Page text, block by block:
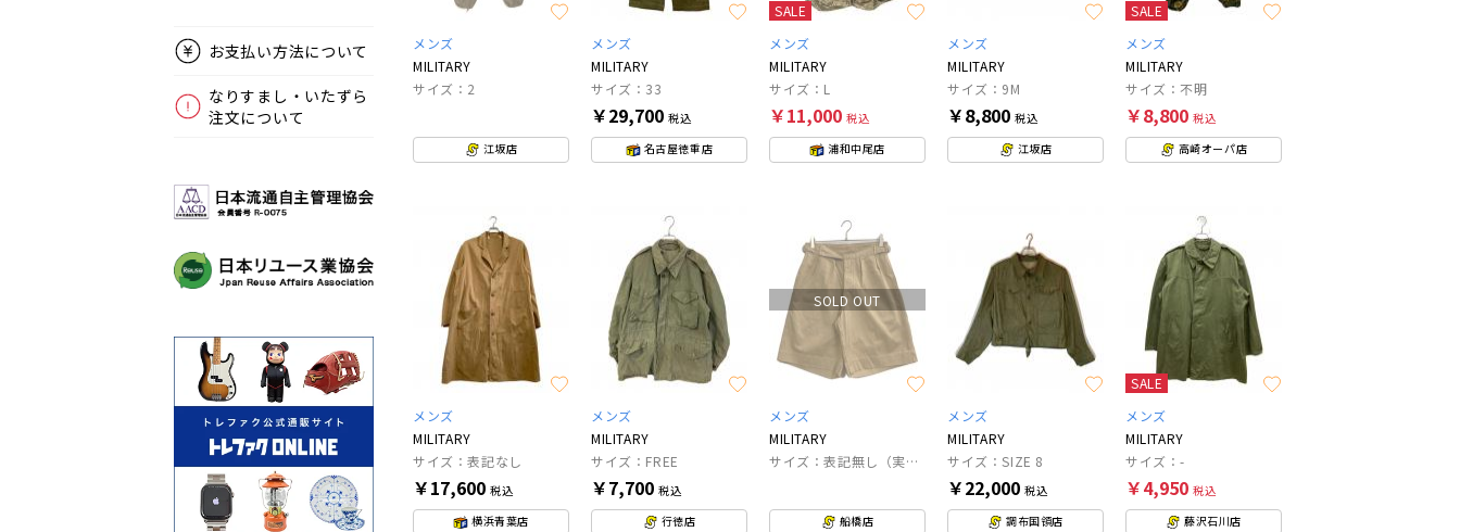
お支払い方法について
なりすまし・いたずら
注文について
メンズ
MILITARY
サイズ：2
江坂店
メンズ
MILITARY
サイズ：33
￥29,700 税込
名古屋徳重店
SALE
メンズ
MILITARY
サイズ：L
￥11,000 税込
浦和中尾店
メンズ
MILITARY
サイズ：9M
￥8,800 税込
江坂店
SALE
メンズ
MILITARY
サイズ：不明
￥8,800 税込
高崎オーパ店
メンズ
MILITARY
サイズ：表記なし
￥17,600 税込
横浜青葉店
メンズ
MILITARY
サイズ：FREE
￥7,700 税込
行徳店
SOLD OUT
メンズ
MILITARY
サイズ：表記無し（実寸サイズをご確認ください）
船橋店
メンズ
MILITARY
サイズ：SIZE 8
￥22,000 税込
調布国領店
SALE
メンズ
MILITARY
サイズ：-
￥4,950 税込
藤沢石川店